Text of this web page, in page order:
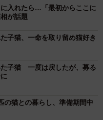
生後10日くらいの子猫が
のところにいるうちに感
日までは引き取れないの
連絡も途絶えがちになっ
愛着がある。2016年6月
完治した。大島さんは、
入れたら…「最初からここに
が話題
子猫、一命を取り留め猫好き
子猫 一度は戻したが、募る
の猫との暮らし、準備期間中